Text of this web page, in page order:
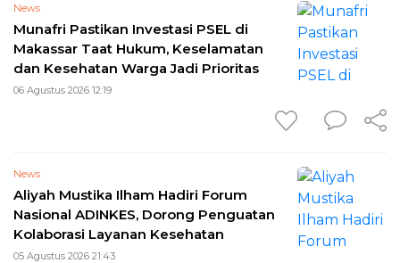
News
Munafri Pastikan Investasi PSEL di
Makassar Taat Hukum, Keselamatan
dan Kesehatan Warga Jadi Prioritas
06 Agustus 2026 12:19
News
Aliyah Mustika Ilham Hadiri Forum
Nasional ADINKES, Dorong Penguatan
Kolaborasi Layanan Kesehatan
05 Agustus 2026 21:43